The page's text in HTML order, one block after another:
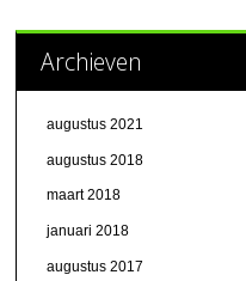
Archieven
augustus 2021
augustus 2018
maart 2018
januari 2018
augustus 2017